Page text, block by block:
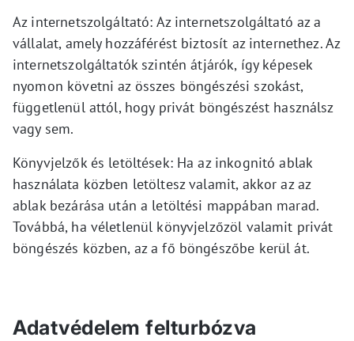
Az internetszolgáltató: Az internetszolgáltató az a
vállalat, amely hozzáférést biztosít az internethez. Az
internetszolgáltatók szintén átjárók, így képesek
nyomon követni az összes böngészési szokást,
függetlenül attól, hogy privát böngészést használsz
vagy sem.
Könyvjelzők és letöltések: Ha az inkognitó ablak
használata közben letöltesz valamit, akkor az az
ablak bezárása után a letöltési mappában marad.
Továbbá, ha véletlenül könyvjelzőzöl valamit privát
böngészés közben, az a fő böngészőbe kerül át.
Adatvédelem felturbózva